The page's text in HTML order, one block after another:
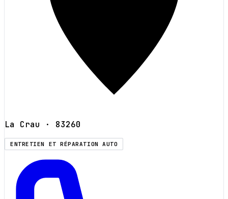
La Crau · 83260
ENTRETIEN ET RÉPARATION AUTO